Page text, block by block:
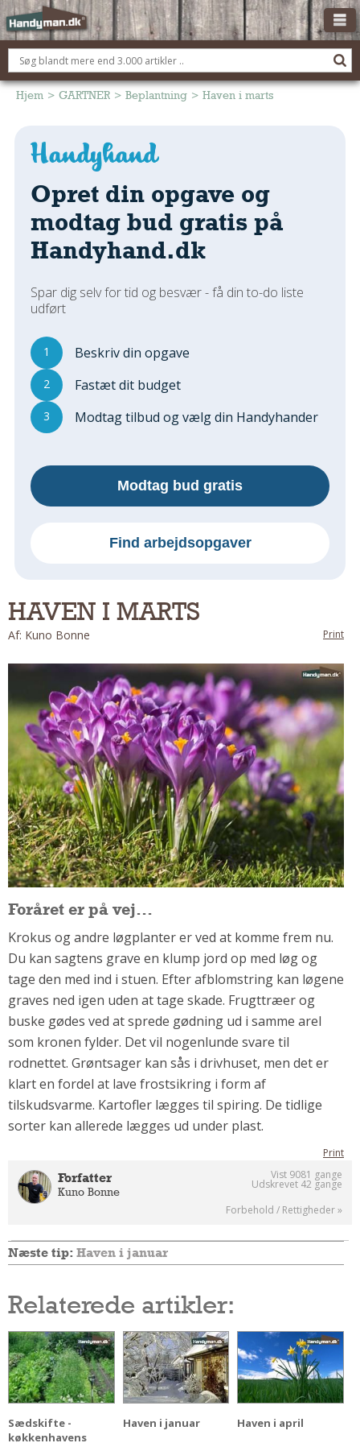
OM HANDYMAN.DK
FÅ 3 TILBUD
BOLIG KØBERÅDGIVNING
TØMRER/SNEDKER
Montage Og Nybyg
Reparation Og Vedligehold
Alt Om Køkkenet
Om Værktøj
Andet
ELEKTRIKER
Regler Og Love
Udskiftning Og Montage
Om Materialer
Tips Og Tests
Montage Og Udskiftning
Reparation Og Vedligehold
Indendørs
Udendørs
MURER
Nybygning
Reparationer
Om Materialer
Om Værktøj
GLARMESTER
Udskiftning Og Montage
Om Materialer
HANDYMAN
Tips Og Tricks
Kemi
Andet
Båd
GARTNER
Beplantning
Belægning
RENGØRING
Pletleksikon
Hjem > GARTNER > Beplantning > Haven i marts
Opret din opgave og
modtag bud gratis på
Handyhand.dk
Spar dig selv for tid og besvær - få din to-do liste
udført
1 Beskriv din opgave
2 Fastæt dit budget
3 Modtag tilbud og vælg din Handyhander
Modtag bud gratis
Find arbejdsopgaver
HAVEN I MARTS
Af: Kuno Bonne Print
Foråret er på vej...
Krokus og andre løgplanter er ved at komme frem nu.
Du kan sagtens grave en klump jord op med løg og
tage den med ind i stuen. Efter afblomstring kan løgene
graves ned igen uden at tage skade. Frugttræer og
buske gødes ved at sprede gødning ud i samme arel
som kronen fylder. Det vil nogenlunde svare til
rodnettet. Grøntsager kan sås i drivhuset, men det er
klart en fordel at lave frostsikring i form af
tilskudsvarme. Kartofler lægges til spiring. De tidlige
sorter kan allerede lægges ud under plast.
Print
Forfatter
Kuno Bonne
Vist 9081 gange
Udskrevet 42 gange
Forbehold / Rettigheder »
Næste tip: Haven i januar
Relaterede artikler:
Sædskifte -
køkkenhavens
Haven i januar Haven i april